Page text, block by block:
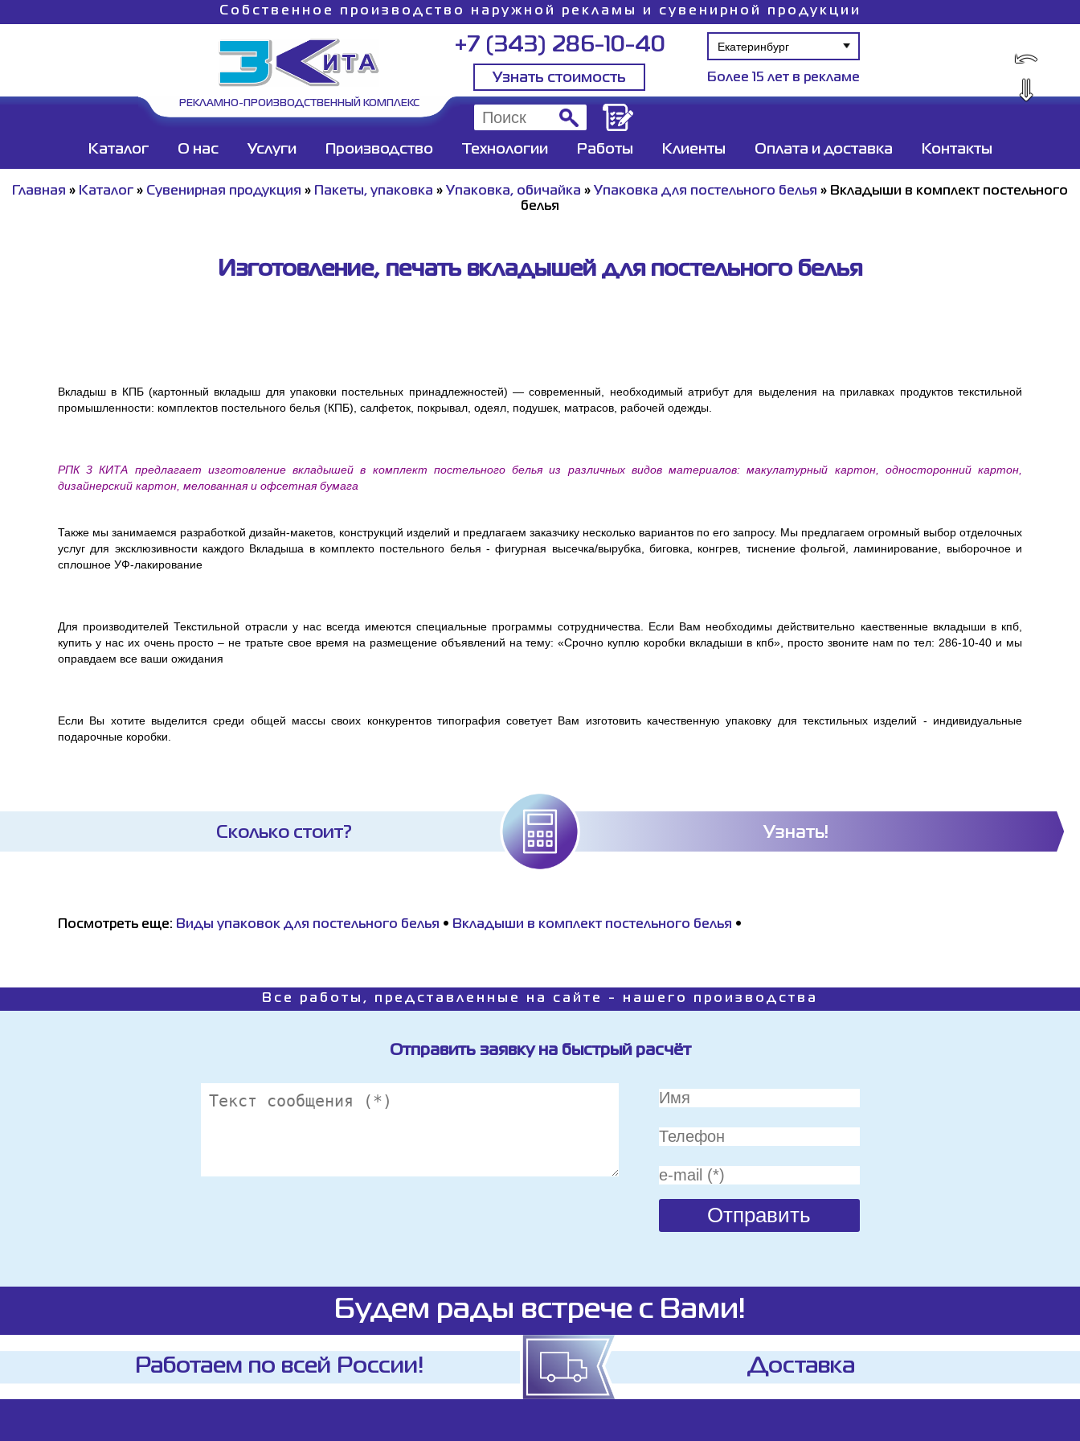
⇓
⤺
Собственное производство наружной рекламы и сувенирной продукции
РЕКЛАМНО-ПРОИЗВОДСТВЕННЫЙ КОМПЛЕКС
+7 (343) 286-10-40
Узнать стоимость Более 15 лет в рекламе
Каталог О нас Услуги Производство Технологии Работы Клиенты Оплата и доставка Контакты
Главная » Каталог » Сувенирная продукция » Пакеты, упаковка » Упаковка, обичайка » Упаковка для постельного белья » Вкладыши в комплект постельного
белья
Изготовление, печать вкладышей для постельного белья
Вкладыш в КПБ (картонный вкладыш для упаковки постельных принадлежностей) — современный, необходимый атрибут для выделения на прилавках продуктов текстильной
промышленности: комплектов постельного белья (КПБ), салфеток, покрывал, одеял, подушек, матрасов, рабочей одежды.
РПК 3 КИТА предлагает изготовление вкладышей в комплект постельного белья из различных видов материалов: макулатурный картон, односторонний картон,
дизайнерский картон, мелованная и офсетная бумага
Также мы занимаемся разработкой дизайн-макетов, конструкций изделий и предлагаем заказчику несколько вариантов по его запросу. Мы предлагаем огромный выбор отделочных
услуг для эксклюзивности каждого Вкладыша в комплекто постельного белья - фигурная высечка/вырубка, биговка, конгрев, тиснение фольгой, ламинирование, выборочное и
сплошное УФ-лакирование
Для производителей Текстильной отрасли у нас всегда имеются специальные программы сотрудничества. Если Вам необходимы действительно каественные вкладыши в кпб,
купить у нас их очень просто – не тратьте свое время на размещение объявлений на тему: «Срочно куплю коробки вкладыши в кпб», просто звоните нам по тел: 286-10-40 и мы
оправдаем все ваши ожидания
Если Вы хотите выделится среди общей массы своих конкурентов типография советует Вам изготовить качественную упаковку для текстильных изделий - индивидуальные
подарочные коробки.
Сколько стоит? Узнать!
Посмотреть еще: Виды упаковок для постельного белья • Вкладыши в комплект постельного белья •
Все работы, представленные на сайте - нашего производства
Отправить заявку на быстрый расчёт
Будем рады встрече с Вами!
Работаем по всей России! Доставка